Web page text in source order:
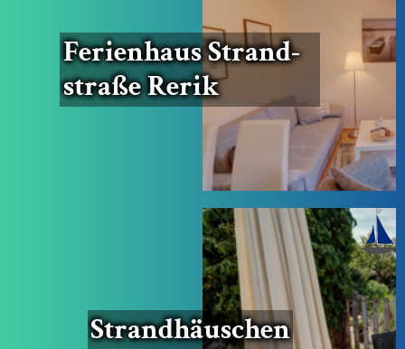
Feri­en­haus Strand­
stra­ße Rerik
Strand­häus­chen